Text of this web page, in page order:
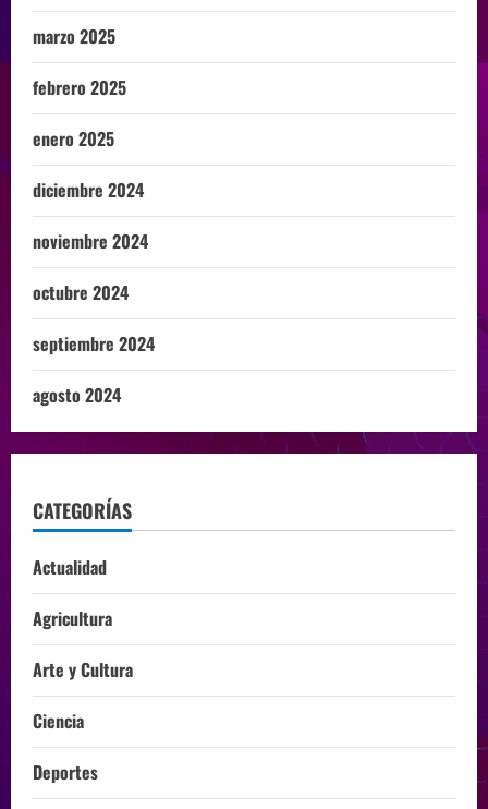
marzo 2025
febrero 2025
enero 2025
diciembre 2024
noviembre 2024
octubre 2024
septiembre 2024
agosto 2024
CATEGORÍAS
Actualidad
Agricultura
Arte y Cultura
Ciencia
Deportes